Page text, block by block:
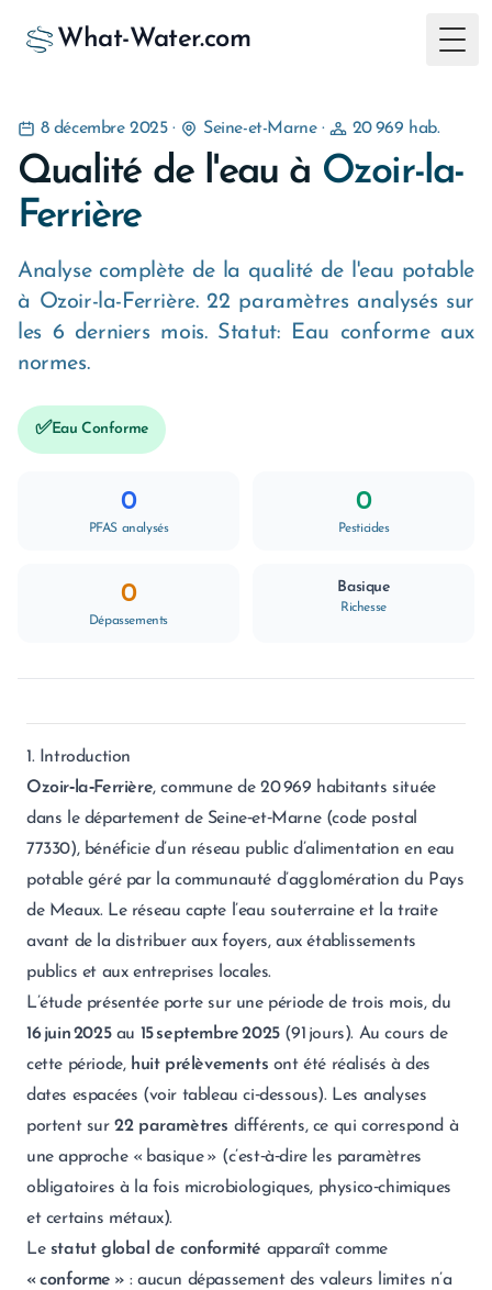
What-Water.com
8 décembre 2025· Seine-et-Marne· 20 969 hab.
Qualité de l'eau à Ozoir-la-
Ferrière
Analyse complète de la qualité de l'eau potable
à Ozoir-la-Ferrière. 22 paramètres analysés sur
les 6 derniers mois. Statut: Eau conforme aux
normes.
✅Eau Conforme
0
PFAS analysés
0
Pesticides
0
Dépassements
Basique
Richesse
1. Introduction
Ozoir‑la‑Ferrière, commune de 20 969 habitants située
dans le département de Seine‑et‑Marne (code postal
77330), bénéficie d’un réseau public d’alimentation en eau
potable géré par la communauté d’agglomération du Pays
de Meaux. Le réseau capte l’eau souterraine et la traite
avant de la distribuer aux foyers, aux établissements
publics et aux entreprises locales.
L’étude présentée porte sur une période de trois mois, du
16 juin 2025au 15 septembre 2025(91 jours). Au cours de
cette période, huit prélèvements ont été réalisés à des
dates espacées (voir tableau ci‑dessous). Les analyses
portent sur22 paramètres différents, ce qui correspond à
une approche « basique » (c’est‑à‑dire les paramètres
obligatoires à la fois microbiologiques, physico‑chimiques
et certains métaux).
Le statut global de conformité apparaît comme
« conforme » : aucun dépassement des valeurs limites n’a